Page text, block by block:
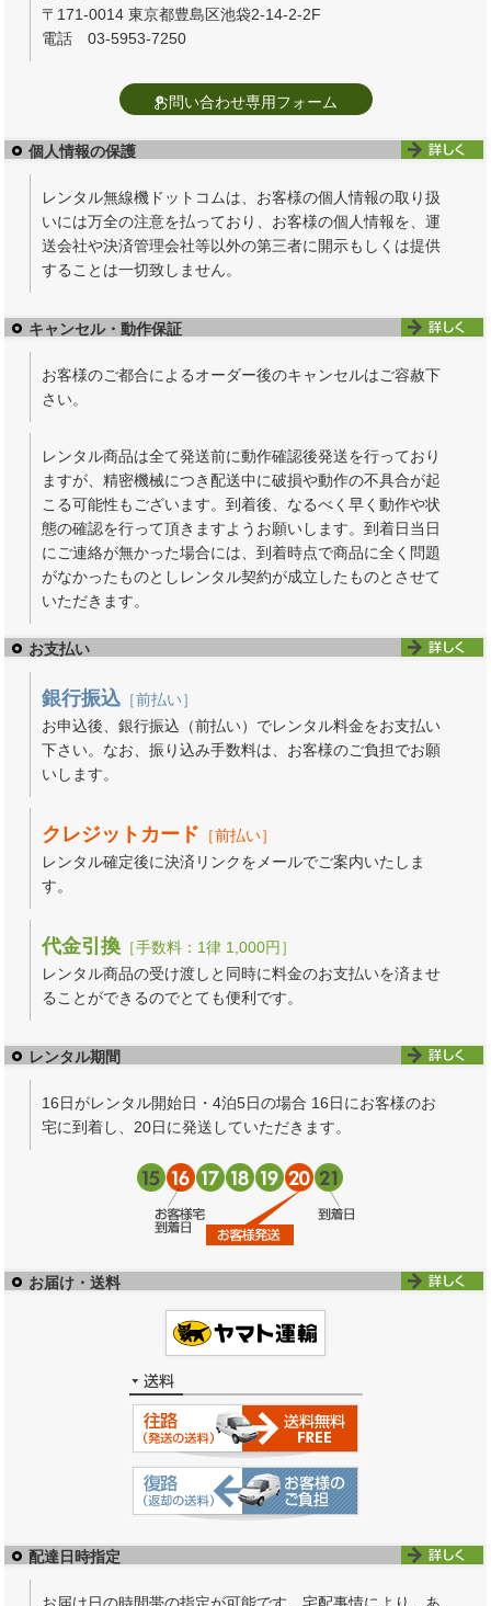
〒171-0014 東京都豊島区池袋2-14-2-2F
電話 03-5953-7250
お問い合わせ専用フォーム
個人情報の保護
レンタル無線機ドットコムは、お客様の個人情報の取り扱
いには万全の注意を払っており、お客様の個人情報を、運
送会社や決済管理会社等以外の第三者に開示もしくは提供
することは一切致しません。
キャンセル・動作保証
お客様のご都合によるオーダー後のキャンセルはご容赦下
さい。
レンタル商品は全て発送前に動作確認後発送を行っており
ますが、精密機械につき配送中に破損や動作の不具合が起
こる可能性もございます。到着後、なるべく早く動作や状
態の確認を行って頂きますようお願いします。到着日当日
にご連絡が無かった場合には、到着時点で商品に全く問題
がなかったものとしレンタル契約が成立したものとさせて
いただきます。
お支払い
銀行振込［前払い］
お申込後、銀行振込（前払い）でレンタル料金をお支払い
下さい。なお、振り込み手数料は、お客様のご負担でお願
いします。
クレジットカード ［前払い］
レンタル確定後に決済リンクをメールでご案内いたしま
す。
代金引換［手数料：1律 1,000円］
レンタル商品の受け渡しと同時に料金のお支払いを済ませ
ることができるのでとても便利です。
レンタル期間
16日がレンタル開始日・4泊5日の場合 16日にお客様のお
宅に到着し、20日に発送していただきます。
お届け・送料
配達日時指定
お届け日の時間帯の指定が可能です。宅配事情により、あ